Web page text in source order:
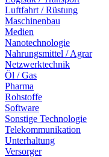
Luftfahrt / Rüstung
Maschinenbau
Medien
Nanotechnologie
Nahrungsmittel / Agrar
Netzwerktechnik
Öl / Gas
Pharma
Rohstoffe
Software
Sonstige Technologie
Telekommunikation
Unterhaltung
Versorger